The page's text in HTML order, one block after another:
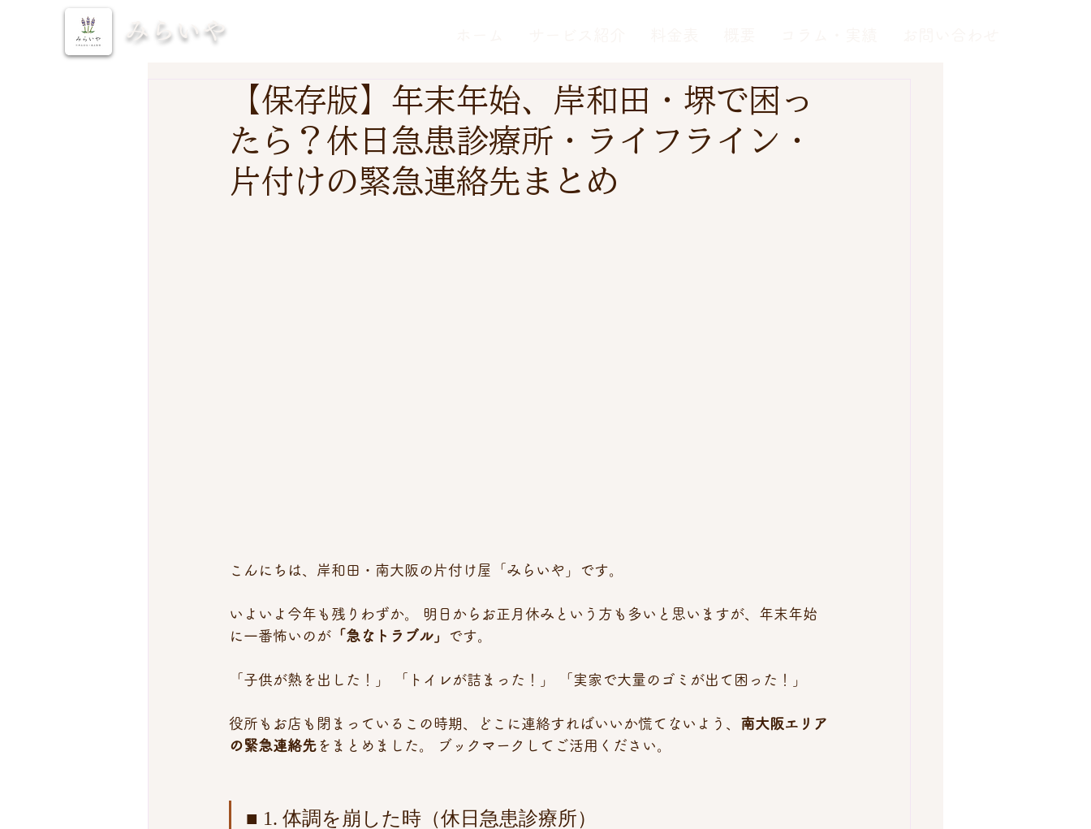
みらいや
【保存版】年末年始、岸和田・堺で困っ
たら？休日急患診療所・ライフライン・
片付けの緊急連絡先まとめ
こんにちは、岸和田・南大阪の片付け屋「みらいや」です。
いよいよ今年も残りわずか。 明日からお正月休みという方も多いと思いますが、年末年始
に一番怖いのが 「急なトラブル」 です。
「子供が熱を出した！」 「トイレが詰まった！」 「実家で大量のゴミが出て困った！」
役所もお店も閉まっているこの時期、どこに連絡すればいいか慌てないよう、 南大阪エリア
の緊急連絡先 をまとめました。 ブックマークしてご活用ください。
■ 1. 体調を崩した時（休日急患診療所）